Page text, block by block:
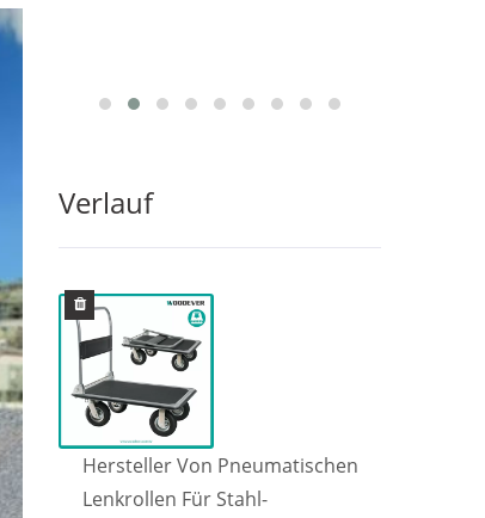
Verlauf
Hersteller Von Pneumatischen
Lenkrollen Für Stahl-